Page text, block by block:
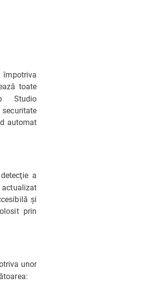
toate
Studio
automat
a
actualizat
şi
prin
unor